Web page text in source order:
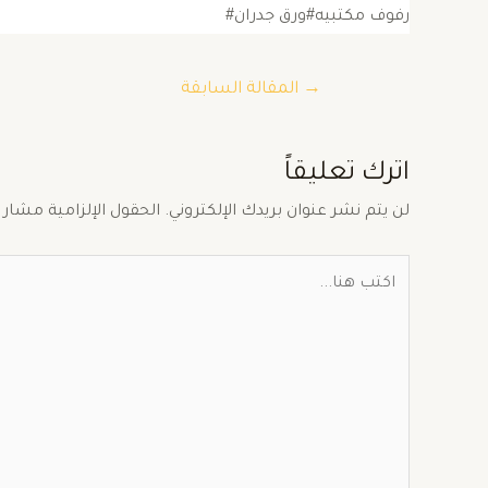
رفوف مكتبيه#ورق جدران#
→ المقالة السابقة
اترك تعليقاً
لن يتم نشر عنوان بريدك الإلكتروني. الحقول الإلزامية مشار